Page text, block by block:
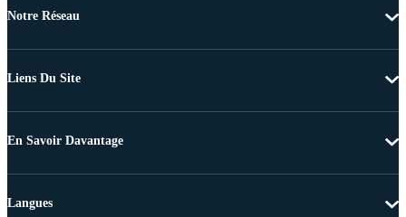
Notre Réseau
Liens Du Site
En Savoir Davantage
Langues